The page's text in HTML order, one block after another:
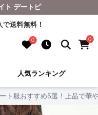
ト デートピ
送料無料！
0 0
人気ランキング
ト服おすすめ5選！上品で華